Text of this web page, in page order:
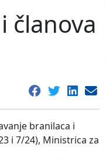
članova
branilaca i
i 7/24), Ministrica za